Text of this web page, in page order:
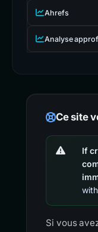
Ahrefs
Analyse
Ce site
If
Si vous